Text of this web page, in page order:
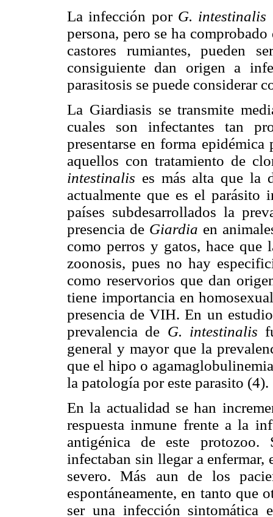
La infección por G. intestinalis
persona, pero se ha
castores rumiantes, pueden
consiguiente dan origen a
parasitosis se puede considerar
La Giardiasis se transmite
cuales son infectantes tan
presentarse en forma
aquellos con tratamiento de
intestinalis es más alta que la
actualmente que es el parásito
países subdesarrollados la
presencia de Giardia en
como perros y gatos, hace que
zoonosis, pues no hay
como reservorios que dan
tiene importancia en
presencia de VIH. En un
prevalencia de G. intestinalis
general y mayor que la
que el hipo o
la patología por este parasito (4).
En la actualidad se han
respuesta inmune frente a la
antigénica de este protozoo.
infectaban sin llegar a
severo. Más aun de los
espontáneamente, en tanto que
ser una infección